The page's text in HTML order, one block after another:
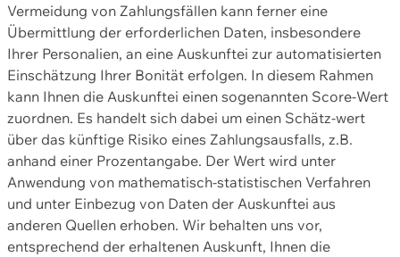
Vermeidung von Zahlungsfällen kann ferner eine
Übermittlung der erforderlichen Daten, insbesondere
Ihrer Personalien, an eine Auskunftei zur automatisierten
Einschätzung Ihrer Bonität erfolgen. In diesem Rahmen
kann Ihnen die Auskunftei einen sogenannten Score-Wert
zuordnen. Es handelt sich dabei um einen Schätz-wert
über das künftige Risiko eines Zahlungsausfalls, z.B.
anhand einer Prozentangabe. Der Wert wird unter
Anwendung von mathematisch-statistischen Verfahren
und unter Einbezug von Daten der Auskunftei aus
anderen Quellen erhoben. Wir behalten uns vor,
entsprechend der erhaltenen Auskunft, Ihnen die